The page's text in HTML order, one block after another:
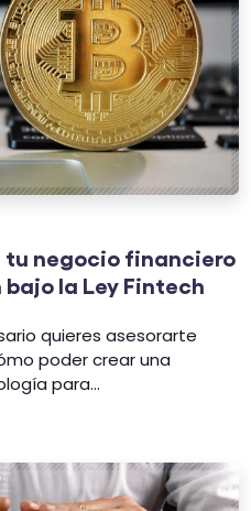
tu negocio financiero
la Ley Fintech
quieres asesorarte
poder crear una
para...